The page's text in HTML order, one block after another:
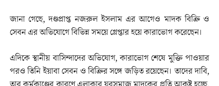
জানা গেছে, দণ্ডপ্রাপ্ত নজরুল ইসলাম এর আগেও মাদক বিক্রি ও
সেবন এর অভিযোগে বিভিন্ন সময়ে গ্রেপ্তার হয়ে কারাভোগ করেছেন।
এদিকে স্থানীয় বাসিন্দাদের অভিযোগ, কারাভোগ শেষে মুক্তি পাওয়ার
পরও তিনি ইয়াবা সেবন ও বিক্রির সঙ্গে জড়িত রয়েছেন। তাদের দাবি,